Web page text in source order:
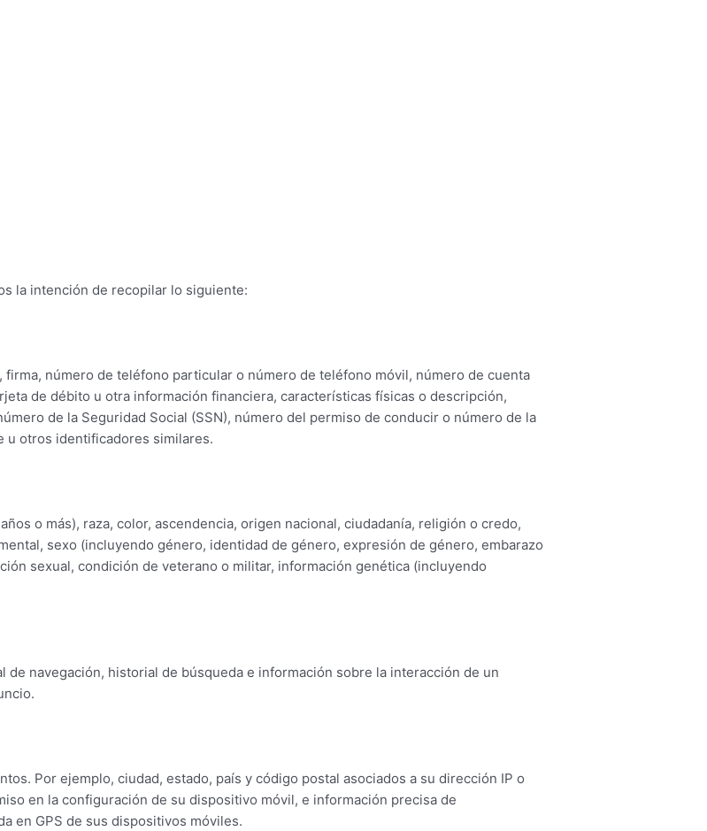
la intención de recopilar lo siguiente:
número de teléfono particular o número de teléfono móvil, número de cuenta
de débito u otra información financiera, características físicas o descripción,
de la Seguridad Social (SSN), número del permiso de conducir o número de la
u otros identificadores similares.
o más), raza, color, ascendencia, origen nacional, ciudadanía, religión o credo,
sexo (incluyendo género, identidad de género, expresión de género, embarazo
sexual, condición de veterano o militar, información genética (incluyendo
navegación, historial de búsqueda e información sobre la interacción de un
Por ejemplo, ciudad, estado, país y código postal asociados a su dirección IP o
en la configuración de su dispositivo móvil, e información precisa de
en GPS de sus dispositivos móviles.